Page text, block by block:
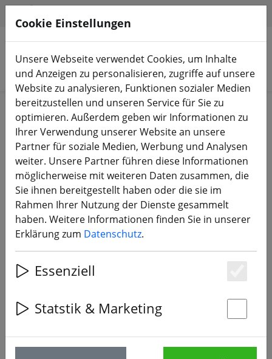
Produkte suchen
Start FPV Drohnen RTF, BNF & PNP
iFlight CX10 ECO 6S 2.5W VTX
analog FPV Drohne 2.4GHz ELRS
GPS
Cookie Einstellungen
Unsere Webseite verwendet Cookies, um Inhalte
und Anzeigen zu personalisieren, zugriffe auf unsere
Website zu analysieren, Funktionen sozialer Medien
bereitzustellen und unseren Service für Sie zu
optimieren. Außerdem geben wir Informationen zu
Ihrer Verwendung unserer Website an unsere
Partner für soziale Medien, Werbung und Analysen
weiter. Unsere Partner führen diese Informationen
möglicherweise mit weiteren Daten zusammen, die
Sie ihnen bereitgestellt haben oder die sie im
Rahmen Ihrer Nutzung der Dienste gesammelt
haben. Weitere Informationen finden Sie in unserer
Erklärung zum Datenschutz.
Essenziell
Statstik & Marketing